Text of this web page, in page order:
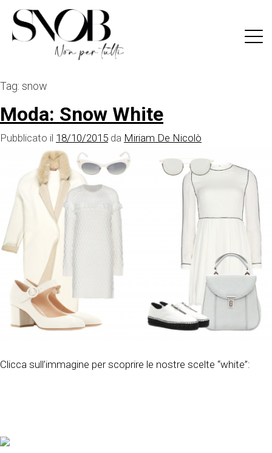
content
Tag: snow
Moda: Snow White
Pubblicato il 18/10/2015 da Miriam De Nicolò
Clicca sull’immagine per scoprire le nostre scelte “white”: